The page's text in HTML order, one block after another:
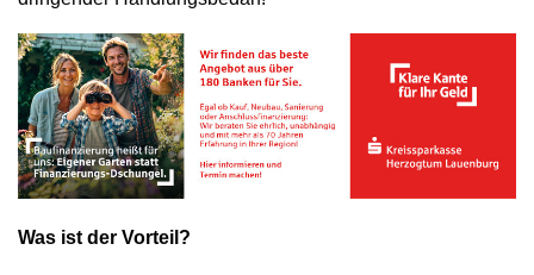
Was ist der Vorteil?